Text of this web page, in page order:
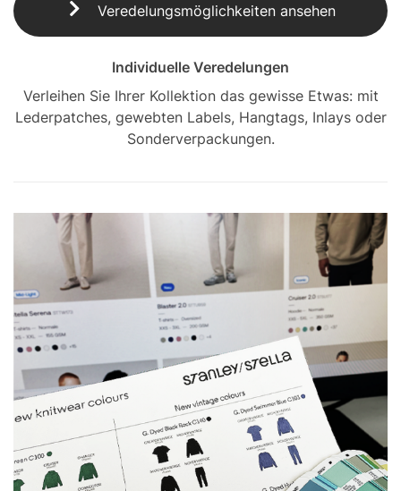
Veredelungsmöglichkeiten ansehen
Individuelle Veredelungen
Verleihen Sie Ihrer Kollektion das gewisse Etwas: mit
Lederpatches, gewebten Labels, Hangtags, Inlays oder
Sonderverpackungen.